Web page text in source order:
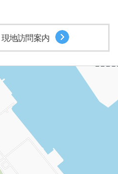
現地訪問案内